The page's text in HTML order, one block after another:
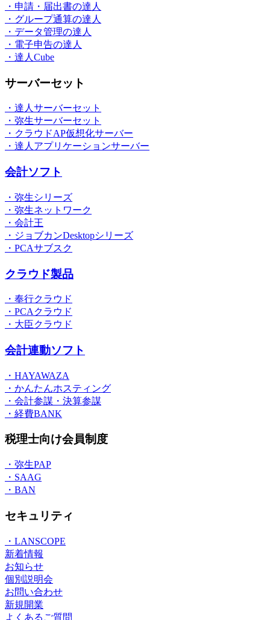
・申請・届出書の達人
・グループ通算の達人
・データ管理の達人
・電子申告の達人
・達人Cube
サーバーセット
・達人サーバーセット
・弥生サーバーセット
・クラウドAP仮想化サーバー
・達人アプリケーションサーバー
会計ソフト
・弥生シリーズ
・弥生ネットワーク
・会計王
・ジョブカンDesktopシリーズ
・PCAサブスク
クラウド製品
・奉行クラウド
・PCAクラウド
・大臣クラウド
会計連動ソフト
・HAYAWAZA
・かんたんホスティング
・会計参謀・決算参謀
・経費BANK
税理士向け会員制度
・弥生PAP
・SAAG
・BAN
セキュリティ
・LANSCOPE
新着情報
お知らせ
個別説明会
お問い合わせ
新規開業
よくあるご質問